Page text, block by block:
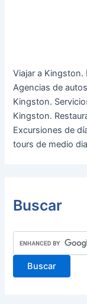
Viajar a
Agencias de
Kingston.
Kingston.
Excursiones de
tours de medio
Buscar